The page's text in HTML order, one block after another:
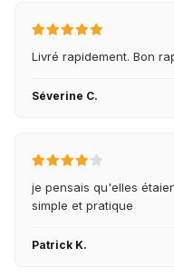
Livré rapidement. Bon
Séverine C.
je pensais qu'elles
simple et pratique
Patrick K.